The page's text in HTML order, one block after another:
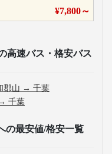
¥7,800～
高速バス・格安バス
郡山 → 千葉
千葉
の最安値/格安一覧